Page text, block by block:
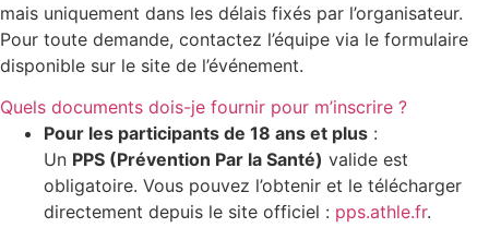
mais uniquement dans les délais fixés par l’organisateur.
Pour toute demande, contactez l’équipe via le formulaire
disponible sur le site de l’événement.
Quels documents dois-je fournir pour m’inscrire ?
Pour les participants de 18 ans et plus :
Un PPS (Prévention Par la Santé) valide est
obligatoire. Vous pouvez l’obtenir et le télécharger
directement depuis le site officiel : pps.athle.fr.